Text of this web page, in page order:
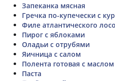
Запеканка мясная
Гречка по-купечески с
Филе атлантического
Пирог с яблоками
Оладьи с отрубями
Яичница с салом
Полента готовая с
Паста